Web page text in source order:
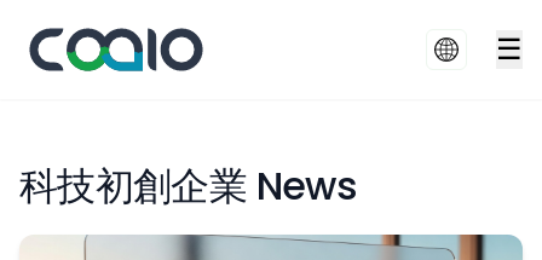
☰
科技初創企業 News